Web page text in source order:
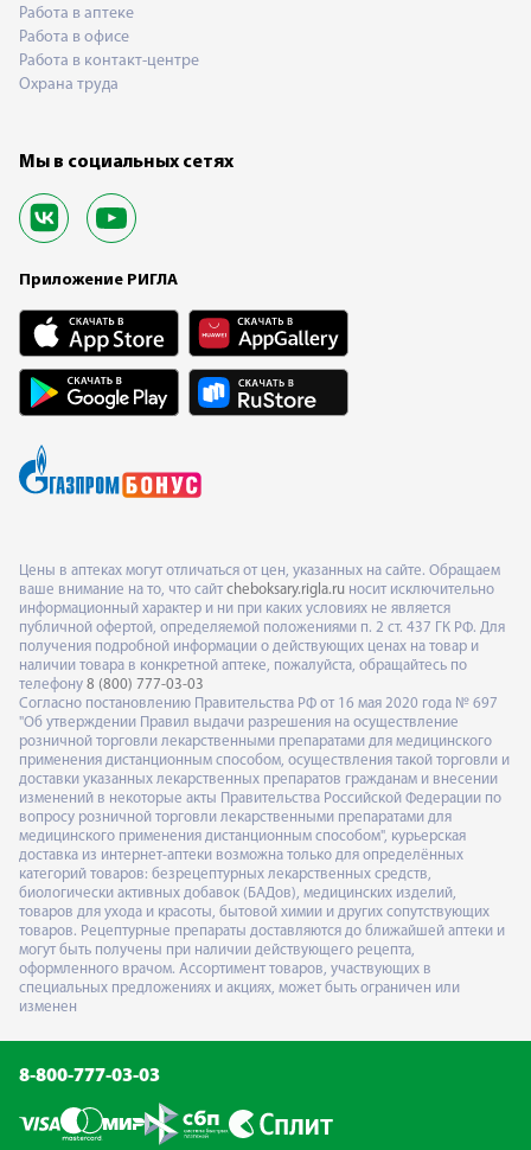
Работа в аптеке
Работа в офисе
Работа в контакт-центре
Охрана труда
Мы в социальных сетях
Приложение РИГЛА
Цены в аптеках могут отличаться от цен, указанных на сайте. Обращаем
ваше внимание на то, что сайт cheboksary.rigla.ru носит исключительно
информационный характер и ни при каких условиях не является
публичной офертой, определяемой положениями п. 2 ст. 437 ГК РФ. Для
получения подробной информации о действующих ценах на товар и
наличии товара в конкретной аптеке, пожалуйста, обращайтесь по
телефону 8 (800) 777-03-03
Согласно постановлению Правительства РФ от 16 мая 2020 года № 697
"Об утверждении Правил выдачи разрешения на осуществление
розничной торговли лекарственными препаратами для медицинского
применения дистанционным способом, осуществления такой торговли и
доставки указанных лекарственных препаратов гражданам и внесении
изменений в некоторые акты Правительства Российской Федерации по
вопросу розничной торговли лекарственными препаратами для
медицинского применения дистанционным способом", курьерская
доставка из интернет-аптеки возможна только для определённых
категорий товаров: безрецептурных лекарственных средств,
биологически активных добавок (БАДов), медицинских изделий,
товаров для ухода и красоты, бытовой химии и других сопутствующих
товаров. Рецептурные препараты доставляются до ближайшей аптеки и
могут быть получены при наличии действующего рецепта,
оформленного врачом. Ассортимент товаров, участвующих в
специальных предложениях и акциях, может быть ограничен или
изменен
8-800-777-03-03